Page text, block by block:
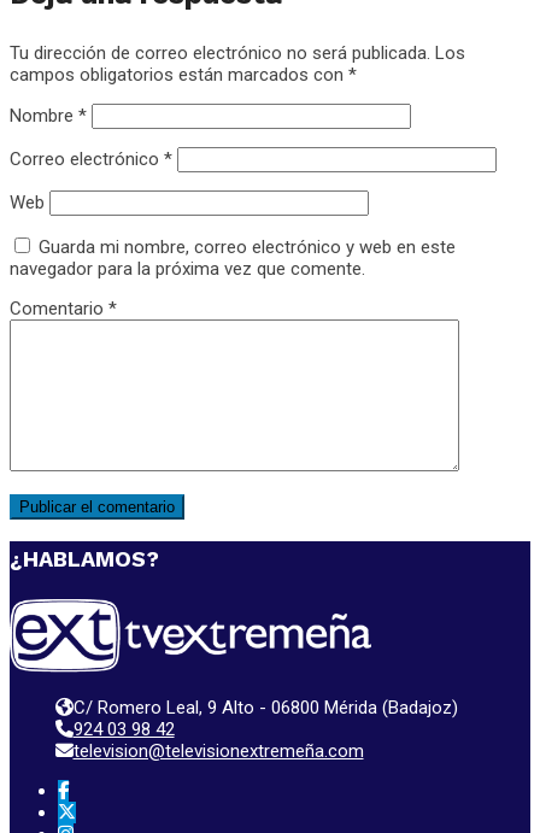
Tu dirección de correo electrónico no será publicada. Los
campos obligatorios están marcados con *
Nombre *
Correo electrónico *
Web
Guarda mi nombre, correo electrónico y web en este
navegador para la próxima vez que comente.
Comentario *
¿HABLAMOS?
C/ Romero Leal, 9 Alto - 06800 Mérida (Badajoz)
924 03 98 42
television@televisionextremeña.com